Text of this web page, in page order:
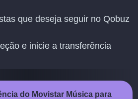
que deseja seguir no Qobuz
e inicie a transferência
do Movistar Música para